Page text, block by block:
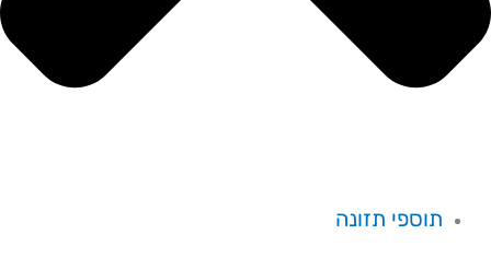
תוספי תזונה